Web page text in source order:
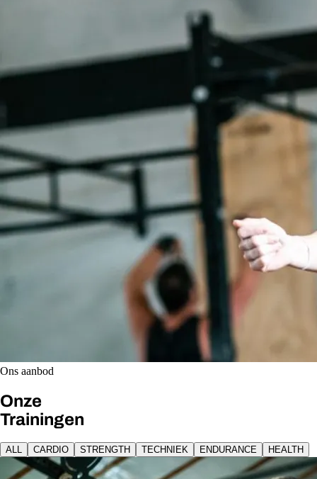
Ons aanbod
Onze
Trainingen
ALL CARDIO STRENGTH TECHNIEK ENDURANCE HEALTH